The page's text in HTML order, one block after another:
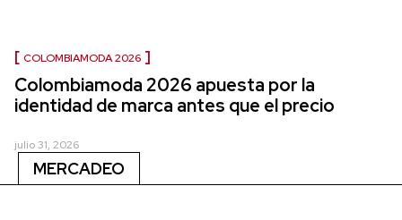
COLOMBIAMODA 2026
Colombiamoda 2026 apuesta por la
identidad de marca antes que el precio
julio 31, 2026
MERCADEO